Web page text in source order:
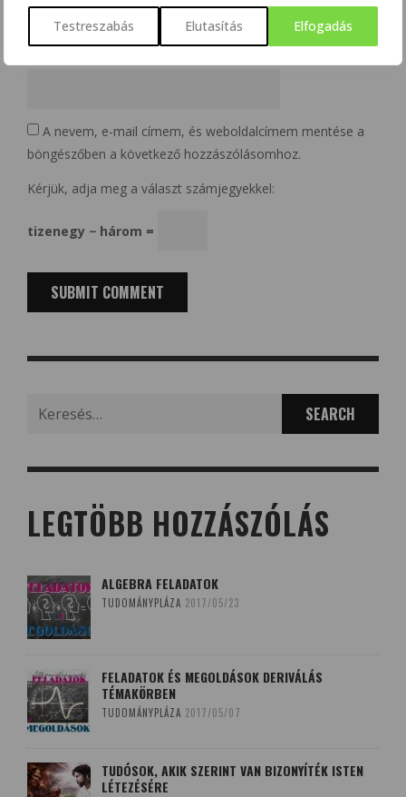
Testreszabás Elutasítás Elfogadás
Website
A nevem, e-mail címem, és weboldalcímem mentése a
böngészőben a következő hozzászólásomhoz.
Kérjük, adja meg a választ számjegyekkel:
tizenegy − három =
for:
LEGTÖBB HOZZÁSZÓLÁS
ALGEBRA FELADATOK
TUDOMÁNYPLÁZA 2017/05/23
FELADATOK ÉS MEGOLDÁSOK DERIVÁLÁS
TÉMAKÖRBEN
TUDOMÁNYPLÁZA 2017/05/07
TUDÓSOK, AKIK SZERINT VAN BIZONYÍTÉK ISTEN
LÉTEZÉSÉRE